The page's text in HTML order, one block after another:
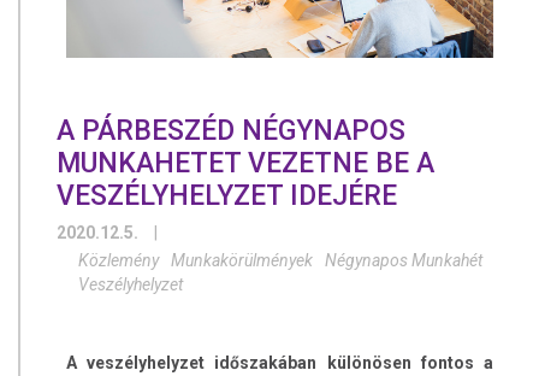
A PÁRBESZÉD NÉGYNAPOS
MUNKAHETET VEZETNE BE A
VESZÉLYHELYZET IDEJÉRE
2020.12.5.
Közlemény
Munkakörülmények
Négynapos Munkahét
Veszélyhelyzet
A veszélyhelyzet időszakában különösen fontos a